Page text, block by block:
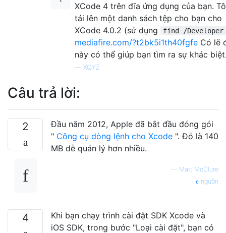
XCode 4 trên đĩa ứng dụng của bạn.
tải lên một danh sách tệp cho bạn cho
XCode 4.0.2 (sử dụng
find /Developer
mediafire.com/?t2bk5i1th40fgfe Có lẽ
này có thể giúp bạn tìm ra sự khác
— XQYZ
Câu trả lời:
2
Đầu năm 2012, Apple đã bắt đầu đóng gói
" Công cụ dòng lệnh cho Xcode ". Đó là 140
MB dễ quản lý hơn nhiều.
— Matt McClure
nguồn
4
Khi bạn chạy trình cài đặt SDK Xcode và
iOS SDK, trong bước "Loại cài đặt", bạn có